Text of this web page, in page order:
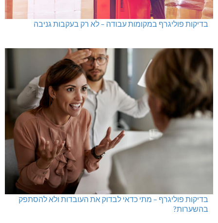
בדיקות פוליגרף במקומות עבודה – לא רק בעקבות גניבה
בדיקות פוליגרף – מתי כדאי לבדוק את העובדות ולא להסתפק
בהשערות?